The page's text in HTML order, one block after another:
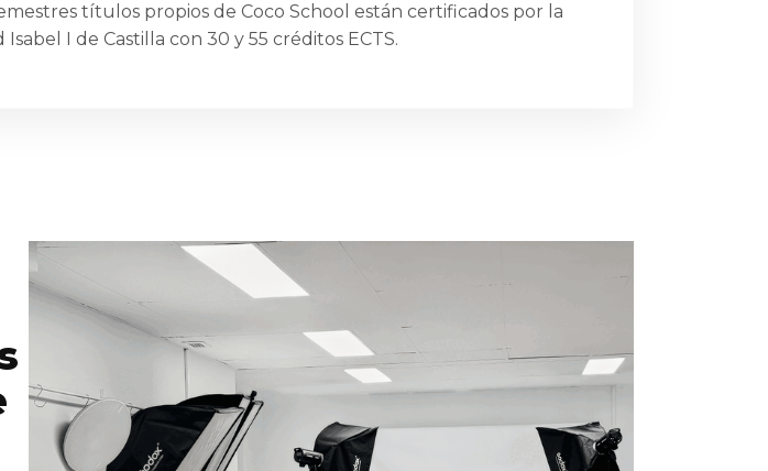
títulos propios de Coco School están certificados por la
Isabel I de Castilla con 30 y 55 créditos ECTS.